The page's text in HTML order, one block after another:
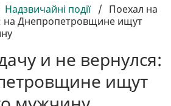
Надзвичайні події / Поехал на
на Днепропетровщине ищут
и не вернулся:
ищут